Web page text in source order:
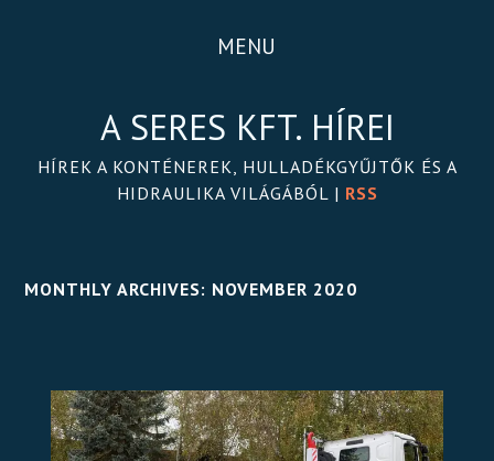
MENU
A SERES KFT. HÍREI
HÍREK A KONTÉNEREK, HULLADÉKGYŰJTŐK ÉS A
HIDRAULIKA VILÁGÁBÓL | RSS
MONTHLY ARCHIVES: NOVEMBER 2020